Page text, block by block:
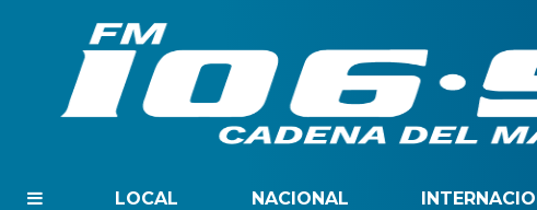
LOCAL NACIONAL